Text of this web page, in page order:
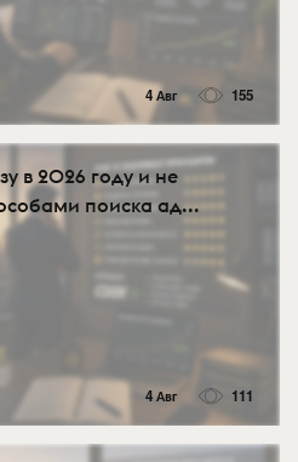
4 Авг 155
в 2026 году и не
поиска ад...
4 Авг 111